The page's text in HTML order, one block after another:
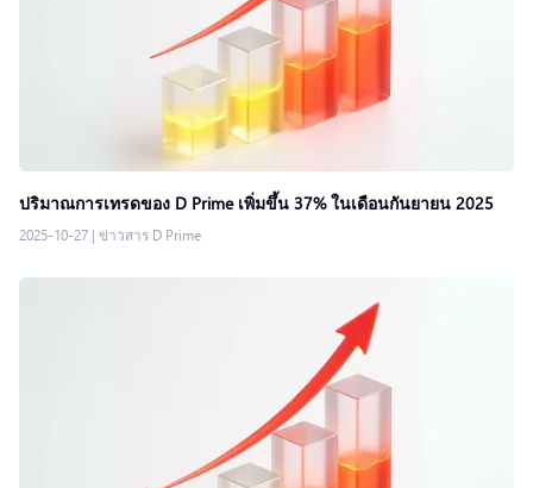
ปริมาณการเทรดของ D Prime เพิ่มขึ้น 37% ในเดือนกันยายน 2025
2025-10-27 | ข่าวสาร D Prime